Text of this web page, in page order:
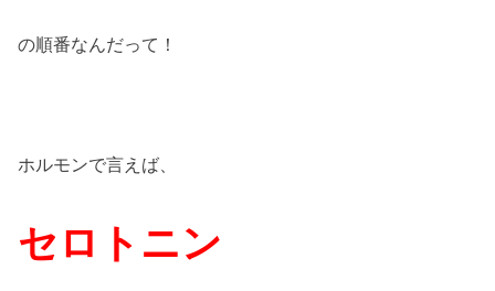
の順番なんだって！
ホルモンで言えば、
セロトニン